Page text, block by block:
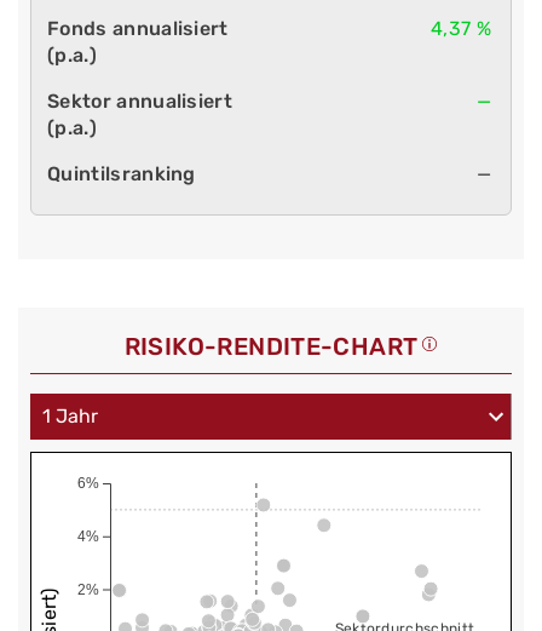
4,37 %
—
—
RISIKO-RENDITE-CHART
2%
4%
6%